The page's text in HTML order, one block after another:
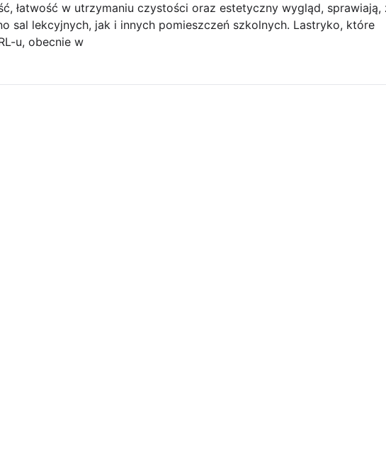
łatwość w utrzymaniu czystości oraz estetyczny wygląd, sprawiają,
sal lekcyjnych, jak i innych pomieszczeń szkolnych. Lastryko, które
u, obecnie w